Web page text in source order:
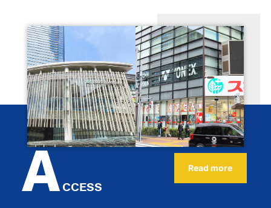
ACCESS
Read more